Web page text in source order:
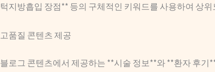
턱지방흡입 장점** 등의 구체적인 키워드를 사용하여 상
고품질 콘텐츠 제공
블로그 콘텐츠에서 제공하는 **시술 정보**와 **환자 후기